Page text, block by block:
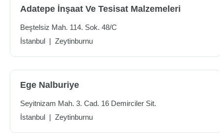
Adatepe İnşaat Ve Tesisat Malzemeleri
Beştelsiz Mah. 114. Sok. 48/C
İstanbul | Zeytinburnu
Ege Nalburiye
Seyitnizam Mah. 3. Cad. 16 Demirciler Sit.
İstanbul | Zeytinburnu